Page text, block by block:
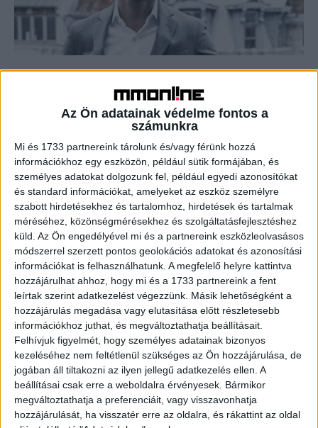
Az Ön adatainak védelme fontos a
számunkra
Mi és 1733 partnereink tárolunk és/vagy férünk hozzá
információkhoz egy eszközön, például sütik formájában, és
személyes adatokat dolgozunk fel, például egyedi azonosítókat
és standard információkat, amelyeket az eszköz személyre
szabott hirdetésekhez és tartalomhoz, hirdetések és tartalmak
méréséhez, közönségmérésekhez és szolgáltatásfejlesztéshez
küld. Az Ön engedélyével mi és a partnereink eszközleolvasásos
módszerrel szerzett pontos geolokációs adatokat és azonosítási
információkat is felhasználhatunk. A megfelelő helyre kattintva
hozzájárulhat ahhoz, hogy mi és a 1733 partnereink a fent
leírtak szerint adatkezelést végezzünk. Másik lehetőségként a
hozzájárulás megadása vagy elutasítása előtt részletesebb
információkhoz juthat, és megváltoztathatja beállításait.
Felhívjuk figyelmét, hogy személyes adatainak bizonyos
kezeléséhez nem feltétlenül szükséges az Ön hozzájárulása, de
jogában áll tiltakozni az ilyen jellegű adatkezelés ellen. A
beállításai csak erre a weboldalra érvényesek. Bármikor
megváltoztathatja a preferenciáit, vagy visszavonhatja
hozzájárulását, ha visszatér erre az oldalra, és rákattint az oldal
Viszi a Vaterát Várkonyi Balázs
Erős növekedési potenciált lát a Vatera C2C üzleti
modelljében és az Extreme Digitalhoz hasonló
sikertörténetet szeretnének létrehozni a használt áruk
adásvételében erős online piactéren...
A használt cikk a jövő
Digital Center 2023. május 25.
Egyre nagyobb a divatja a másodkézből szerzett
használati tárgyaknak, ruháknak, bútoroknak, hiszen az
egyediségen túl ezzel a földet is védi a fogyasztó. Hogy
mivel...